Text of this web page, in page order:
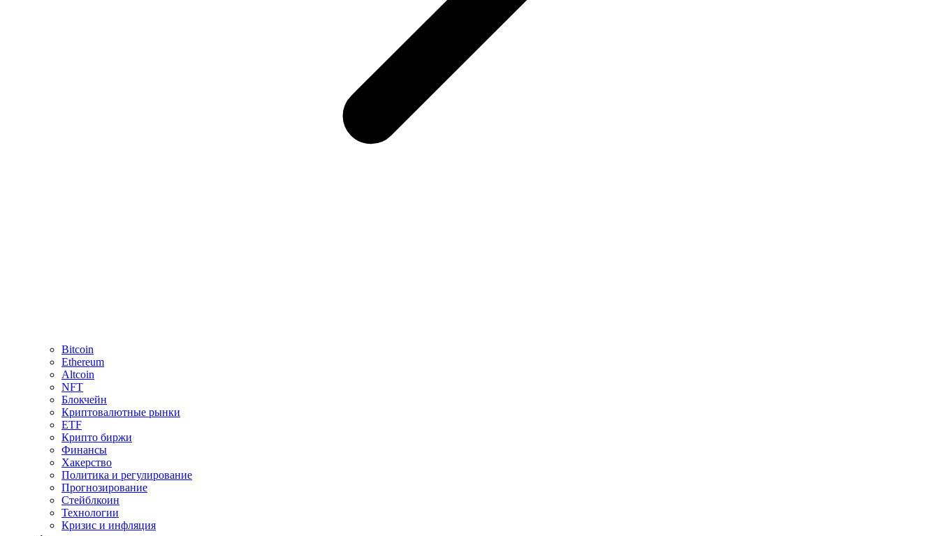
Bitcoin
Ethereum
Altcoin
NFT
Блокчейн
Криптовалютные рынки
ETF
Крипто биржи
Финансы
Хакерство
Политика и регулирование
Прогнозирование
Стейблкоин
Технологии
Кризис и инфляция